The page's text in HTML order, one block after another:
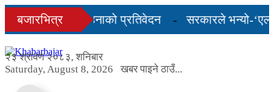
Skip
content
बजारभित्र
अन्तिम तीन महिनाको प्रतिवेदन
सरकारले भन्यो-
२३ श्रावण २०८३, शनिबार
Saturday, August 8, 2026
खबर पाइने ठाउँ...